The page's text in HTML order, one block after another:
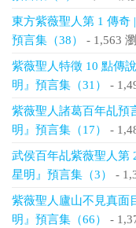
東方紫薇聖人第 1 傳奇
預言集（38）
- 1,563
紫薇聖人特徵 10 點傳
明』預言集（31）
-
紫薇聖人諸葛百年乩預
明』預言集（17）
-
武侯百年乩紫薇聖人第
星明』預言集（3）
-
紫薇聖人廬山不見真面
明』預言集（66）
-